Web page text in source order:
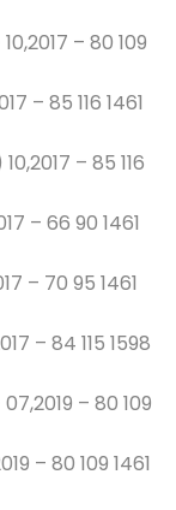
– 80 109
– 85 116 1461
– 85 116
– 66 90 1461
– 70 95 1461
– 84 115 1598
– 80 109
– 80 109 1461